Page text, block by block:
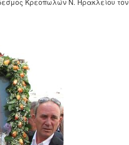
Κρεοπωλών Ν. Ηρακλείου τον